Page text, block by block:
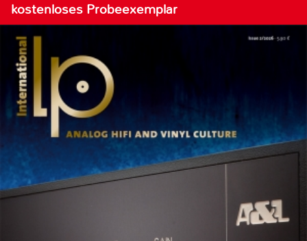
kostenloses Probeexemplar